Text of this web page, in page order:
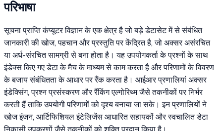
परिभाषा
सूचना प्राप्ति कंप्यूटर विज्ञान के एक क्षेत्र है जो बड़े डेटासेट में से संबंधित
जानकारी की खोज, पहचान और प्रस्तुति पर केंद्रित है, जो अक्सर असंरचित
या अर्ध-संरचित सामग्री से बना होता है। यह उपयोगकर्ता के प्रश्नों के साथ
इंडेक्स किए गए डेटा के मैच के माध्यम से काम करता है और परिणामों के विवरण
के बजाय संबंधितता के आधार पर रैंक करता है। आईआर प्रणालियां अक्सर
इंडेक्सिंग, प्रश्न प्रसंस्करण और रैंकिंग एल्गोरिथ्म जैसे तकनीकों पर निर्भर
करती हैं ताकि उपयोगी परिणामों को दृश्य बनाया जा सके। इन प्रणालियों ने
खोज इंजन, आर्टिफिशियल इंटेलिजेंस आधारित सहायकों और स्वचालित डेटा
निकासी उपकरणों जैसे तकनीकों को शक्ति प्रदान किया है।